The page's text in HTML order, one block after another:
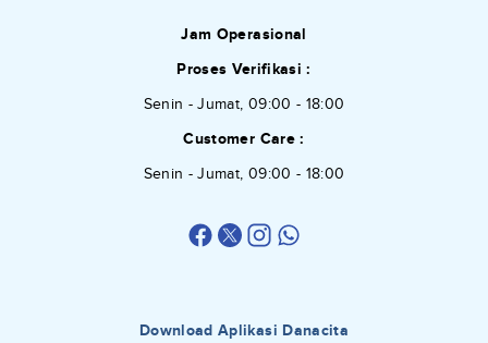
Jam Operasional
Proses Verifikasi :
Senin - Jumat, 09:00 - 18:00
Customer Care :
Senin - Jumat, 09:00 - 18:00
Download Aplikasi Danacita